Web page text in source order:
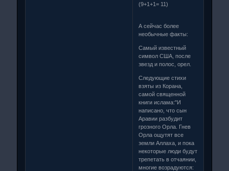
(9+1+1= 11)
А сейчас более
необычные факты:
Самый известный
символ США, после
звезд и полос, орел.
Следующие стихи
взяты из Корана,
самой священной
книги ислама:"И
написано, что сын
Аравии разбудит
грозного Орла. Гнев
Орла ощутят все
земли Аллаха, и пока
некоторые люди будут
трепетать в отчаянии,
многие возрадуются: